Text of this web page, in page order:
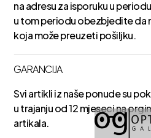
na adresu za isporuku u
u tom periodu obezbjedite da
koja može preuzeti pošiljku.
GARANCIJA
Svi artikli iz naše ponude su
u trajanju od 12 mjeseci na
artikala.